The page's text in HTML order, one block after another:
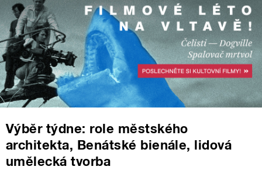
Výběr týdne: role městského
architekta, Benátské bienále, lidová
umělecká tvorba